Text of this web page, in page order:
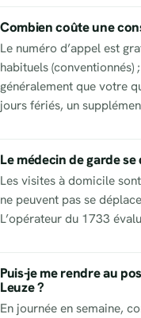
Combien coûte une
Le numéro d’appel est
habituels
généralement que votre
jours fériés, un
Le médecin de garde
Les visites à domicile
ne peuvent pas se
L’opérateur du 1733
Puis-je me rendre au
Leuze ?
En journée en semaine,